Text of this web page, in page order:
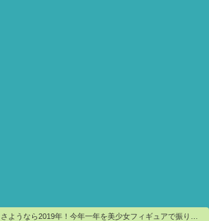
さようなら2019年！今年一年を美少女フィギュアで振り返